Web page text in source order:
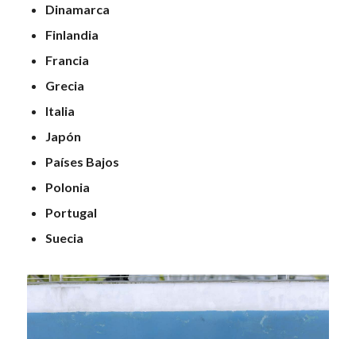
Dinamarca
Finlandia
Francia
Grecia
Italia
Japón
Países Bajos
Polonia
Portugal
Suecia